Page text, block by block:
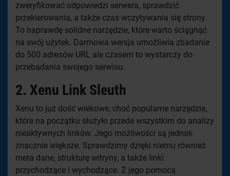
zweryfikować odpowiedzi serwera, sprawdzić
przekierowania, a także czas wczytywania się strony.
To naprawdę solidne narzędzie, które warto ściągnąć
na swój użytek. Darmowa wersja umożliwia zbadanie
do 500 adresów URL ale czasem to wystarczy do
przebadania swojego serwisu.
2. Xenu Link Sleuth
Xenu to już dość wiekowe, choć popularne narzędzie,
które na początku służyło przede wszystkim do analizy
nieaktywnych linków. Jego możliwości są jednak
znacznie większe. Sprawdzimy dzięki niemu również
meta dane, strukturę witryny, a także linki
przychodzące i wychodzące. Z jego pomocą